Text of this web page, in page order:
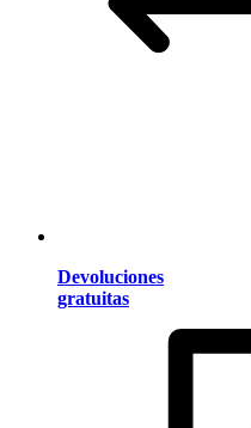
Devoluciones
gratuitas